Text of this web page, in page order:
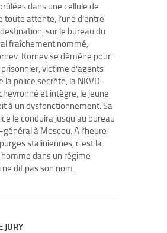
dans une cellule de
toute attente, l’une d’entre
sur le bureau du
fraîchement nommé,
Kornev se démène pour
victime d’agents
la police secrète, la NKVD.
et intègre, le jeune
à un dysfonctionnement. Sa
le conduira jusqu’au bureau
à Moscou. A l’heure
staliniennes, c’est la
homme dans un régime
dit pas son nom.
JURY